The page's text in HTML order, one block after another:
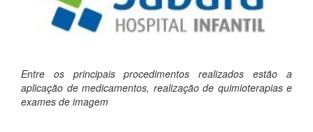
Entre os principais procedimentos realizados estão a
aplicação de medicamentos, realização de quimioterapias e
exames de imagem